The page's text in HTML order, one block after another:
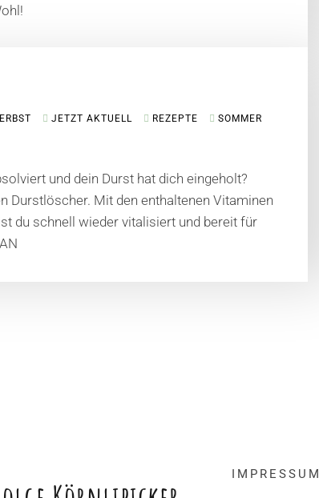
JETZT AKTUELL REZEPTE
SOMMER
und dein Durst hat dich eingeholt?
Durstlöscher. Mit den enthaltenen Vitaminen
du schnell wieder vitalisiert und bereit für
IMPRESSUM